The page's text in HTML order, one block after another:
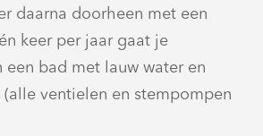
daarna doorheen met een
keer per jaar gaat je
een bad met lauw water en
ventielen en stempompen